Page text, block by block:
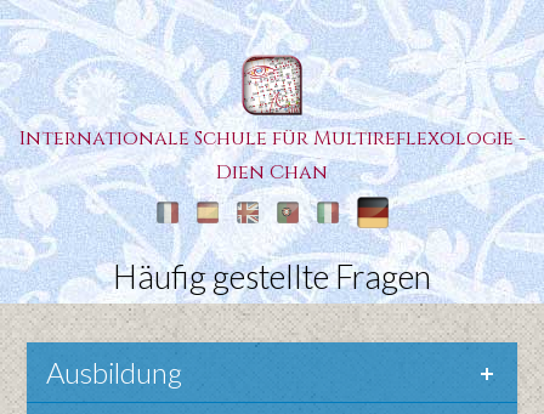
Internationale Schule für Multireflexologie -
Dien Chan
Häufig gestellte Fragen
Ausbildung